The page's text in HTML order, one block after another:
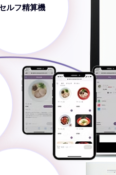
ルフ精算機